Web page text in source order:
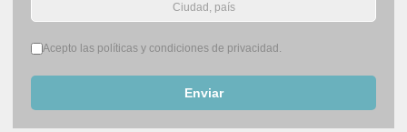
Términos del servicio*
Acepto las políticas y condiciones de privacidad.
Enviar